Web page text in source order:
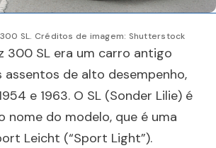
SL. Créditos de imagem: Shutterstock
300 SL era um carro antigo
de alto desempenho,
e 1963. O SL (Sonder Lilie) é
nome do modelo, que é uma
Leicht (“Sport Light”).